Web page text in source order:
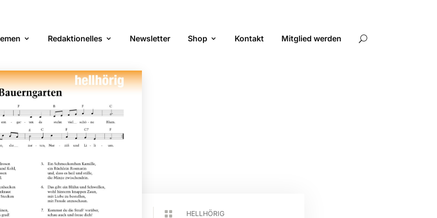
Redaktionelles Newsletter Shop Kontakt Mitglied werden
 HELLHÖRIG